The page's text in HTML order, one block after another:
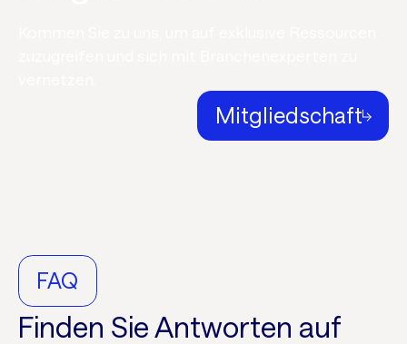
Mitgliedschaft
FAQ
Finden Sie Antworten auf